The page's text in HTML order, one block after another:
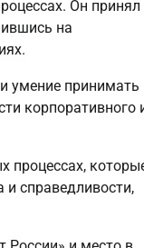
Он принял
на
умение принимать
корпоративного
процессах,
и справедливости,